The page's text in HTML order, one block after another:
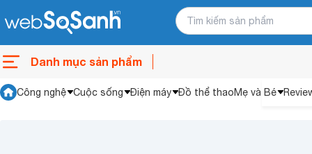
Danh mục sản phẩm
Công nghệ Cuộc sống Điện máy Đồ thể thaoMẹ và Bé